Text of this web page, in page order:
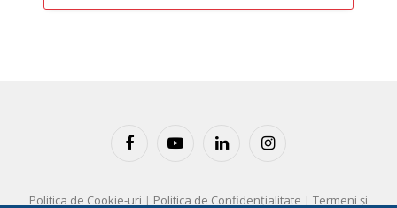
FacebookYouTubeLinkedInInstagram
Politica de Cookie-uri | Politica de Confidențialitate | Termeni și